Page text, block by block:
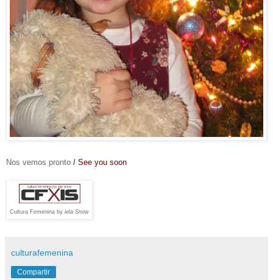
Nos vemos pronto / See you soon
Cultura Femenina by iela Snow
culturafemenina
Compartir